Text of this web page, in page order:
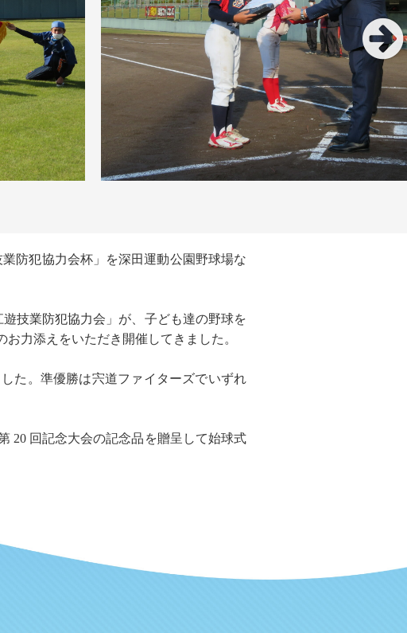
防犯協力会杯」を深田運動公園野球場な
技業防犯協力会」が、子ども達の野球を
力添えをいただき開催してきました。
た。準優勝は宍道ファイターズでいずれ
20 回記念大会の記念品を贈呈して始球式